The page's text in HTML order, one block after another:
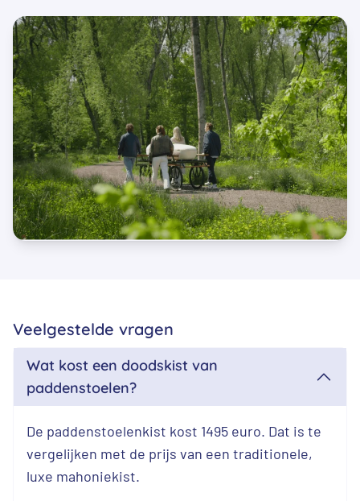
Veelgestelde vragen
Wat kost een doodskist van
paddenstoelen?
De paddenstoelenkist kost 1495 euro. Dat is te
vergelijken met de prijs van een traditionele,
luxe mahoniekist.